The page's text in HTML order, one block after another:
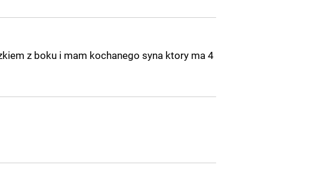
z boku i mam kochanego syna ktory ma 4